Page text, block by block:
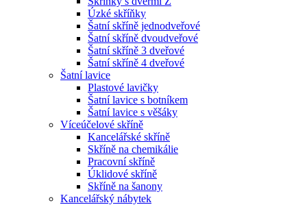
Úzké skříňky
Šatní skříně jednodveřové
Šatní skříně dvoudveřové
Šatní skříně 3 dveřové
Šatní skříně 4 dveřové
Šatní lavice
Plastové lavičky
Šatní lavice s botníkem
Šatní lavice s věšáky
Víceúčelové skříně
Kancelářské skříně
Skříně na chemikálie
Pracovní skříně
Úklidové skříně
Skříně na šanony
Kancelářský nábytek